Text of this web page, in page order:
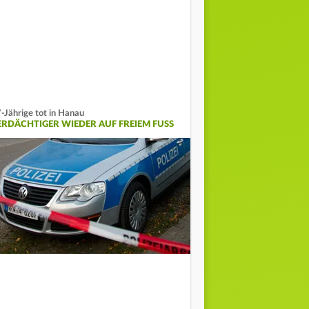
Jährige tot in Hanau
WIEDER AUF FREIEM FUSS